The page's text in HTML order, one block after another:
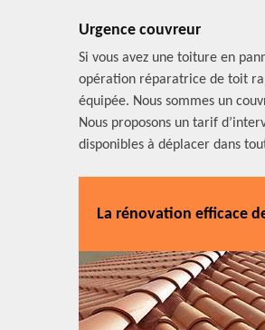
Urgence couvreur
Si vous avez une toiture en
opération réparatrice de toit
équipée. Nous sommes un
Nous proposons un tarif
disponibles à déplacer dans
La rénovation efficace